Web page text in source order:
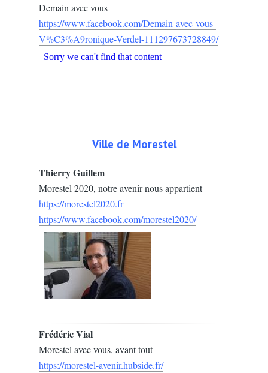
Demain avec vous
https://www.facebook.com/Demain-avec-vous-
V%C3%A9ronique-Verdel-111297673728849/
Ville de Morestel
Thierry Guillem
Morestel 2020, notre avenir nous appartient
https://morestel2020.fr
https://www.facebook.com/morestel2020/
Frédéric Vial
Morestel avec vous, avant tout
https://morestel-avenir.hubside.fr/